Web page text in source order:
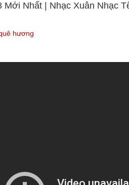
Mới Nhất | Nhạc Xuân Nhạc
hương